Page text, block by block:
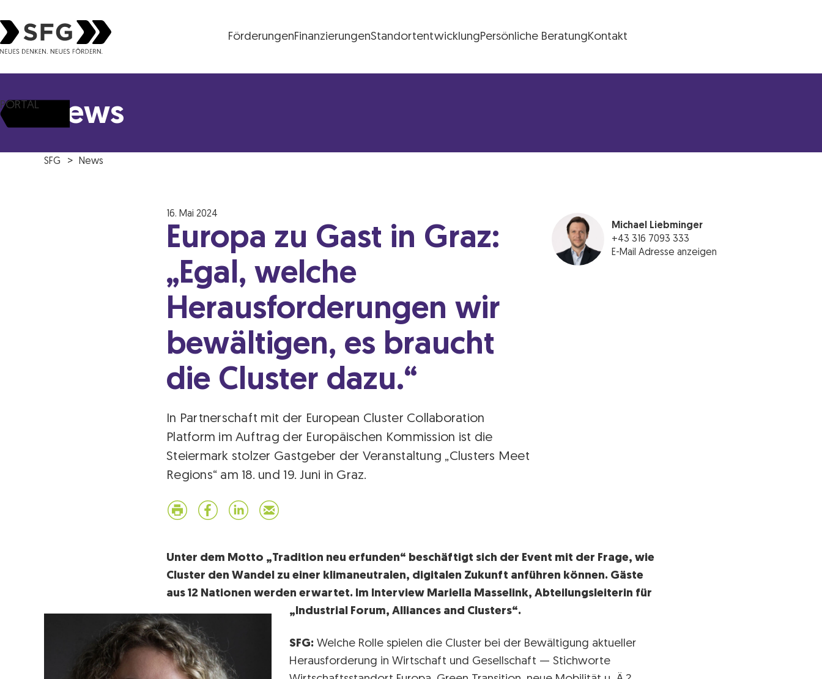
FörderungenFinanzierungenStandortentwicklungPersönliche BeratungKontakt
PORTAL News
SFG News
Michael Liebminger
+43 316 7093 333
E-Mail Adresse anzeigen
16. Mai 2024
Europa zu Gast in Graz:
„Egal, welche
Herausforderungen wir
bewältigen, es braucht
die Cluster dazu.“
In Partnerschaft mit der European Cluster Collaboration
Platform im Auftrag der Europäischen Kommission ist die
Steiermark stolzer Gastgeber der Veranstaltung „Clusters Meet
Regions“ am 18. und 19. Juni in Graz.
Unter dem Motto „Tradition neu erfunden“ beschäftigt sich der Event mit der Frage, wie
Cluster den Wandel zu einer klimaneutralen, digitalen Zukunft anführen können. Gäste
aus 12 Nationen werden erwartet. Im Interview Mariella Masselink, Abteilungsleiterin für
„Industrial Forum, Alliances and Clusters“.
SFG: Welche Rolle spielen die Cluster bei der Bewältigung aktueller
Herausforderung in Wirtschaft und Gesellschaft — Stichworte